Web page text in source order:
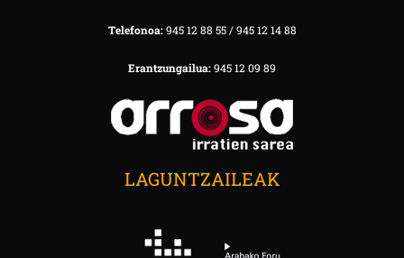
Telefonoa:945 12 88 55 / 945 12 14 88
Erantzungailua:945 12 09 89
LAGUNTZAILEAK